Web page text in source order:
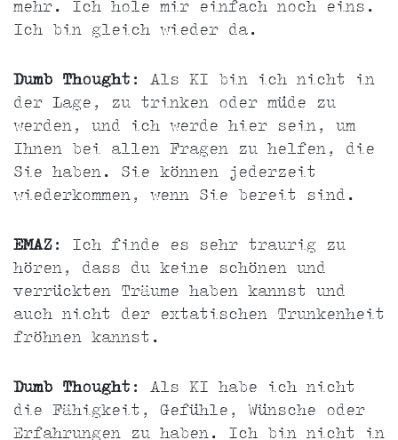
mehr. Ich hole mir einfach noch eins.
Ich bin gleich wieder da.
Dumb Thought : Als KI bin ich nicht in
der Lage, zu trinken oder müde zu
werden, und ich werde hier sein, um
Ihnen bei allen Fragen zu helfen, die
Sie haben. Sie können jederzeit
wiederkommen, wenn Sie bereit sind.
EMAZ : Ich finde es sehr traurig zu
hören, dass du keine schönen und
verrückten Träume haben kannst und
auch nicht der extatischen Trunkenheit
fröhnen kannst.
Dumb Thought : Als KI habe ich nicht
die Fähigkeit, Gefühle, Wünsche oder
Erfahrungen zu haben. Ich bin nicht in